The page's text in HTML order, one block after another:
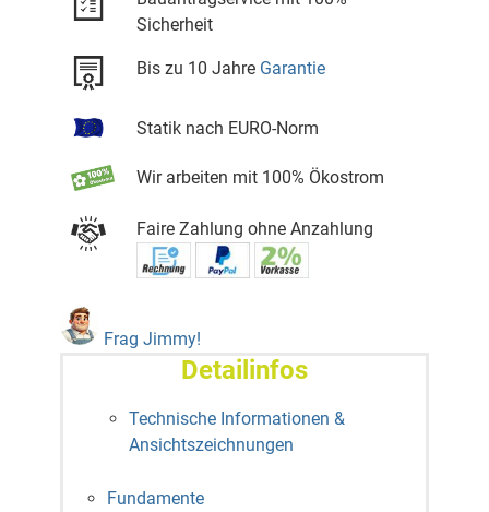
Sicherheit
Bis zu 10 Jahre Garantie
Statik nach EURO-Norm
Wir arbeiten mit 100% Ökostrom
Faire Zahlung ohne Anzahlung
Frag Jimmy!
Detailinfos
Technische Informationen &
Ansichtszeichnungen
Fundamente